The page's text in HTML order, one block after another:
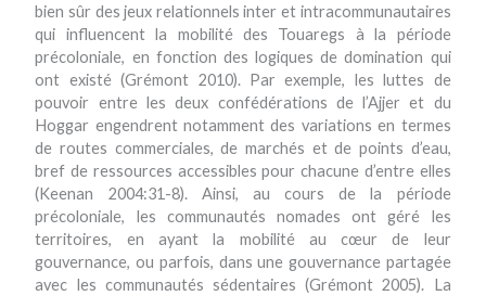
bien sûr des jeux relationnels inter et intracommunautaires
qui influencent la mobilité des Touaregs à la période
précoloniale, en fonction des logiques de domination qui
ont existé (Grémont 2010). Par exemple, les luttes de
pouvoir entre les deux confédérations de l’Ajjer et du
Hoggar engendrent notamment des variations en termes
de routes commerciales, de marchés et de points d’eau,
bref de ressources accessibles pour chacune d’entre elles
(Keenan 2004:31-8). Ainsi, au cours de la période
précoloniale, les communautés nomades ont géré les
territoires, en ayant la mobilité au cœur de leur
gouvernance, ou parfois, dans une gouvernance partagée
avec les communautés sédentaires (Grémont 2005). La